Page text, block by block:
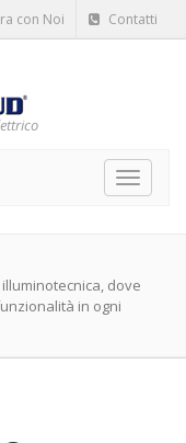
con Noi Contatti
Toggle
dove
in ogni